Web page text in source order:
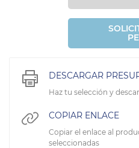
DESCARGAR
Haz tu selección y
COPIAR ENLACE
Copiar el enlace al
seleccionadas